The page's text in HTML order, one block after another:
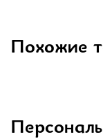
Похожие